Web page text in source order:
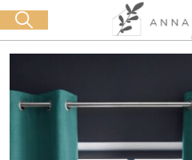
Consegna gratuita a partire da 60€ di acquisto